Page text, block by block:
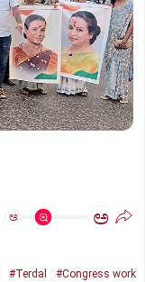
ಅ ಅ
#Terdal
#Congress work